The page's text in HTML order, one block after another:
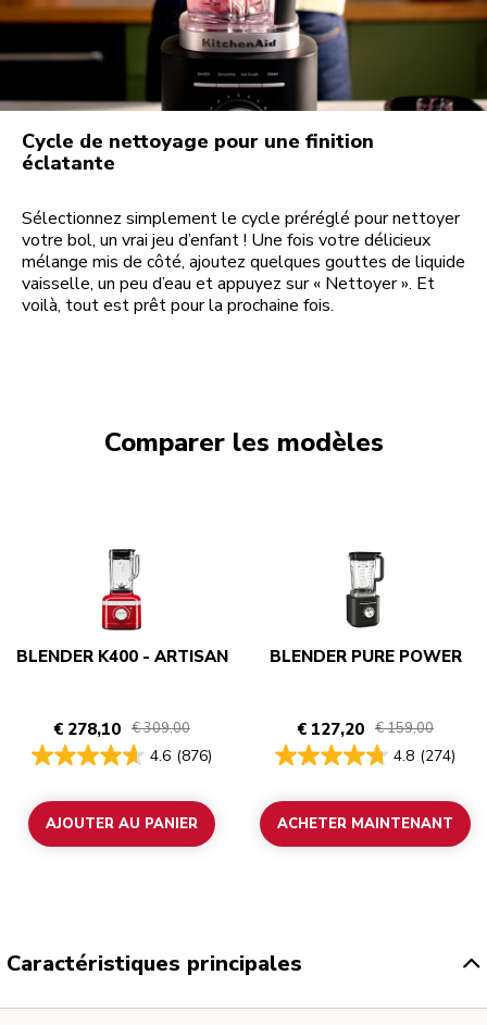
Cycle de nettoyage pour une finition
éclatante
Sélectionnez simplement le cycle préréglé pour nettoyer
votre bol, un vrai jeu d’enfant ! Une fois votre délicieux
mélange mis de côté, ajoutez quelques gouttes de liquide
vaisselle, un peu d’eau et appuyez sur « Nettoyer ». Et
voilà, tout est prêt pour la prochaine fois.
Comparer les modèles
BLENDER K400 - ARTISAN
€ 278,10 € 309,00
4.6 (876)
AJOUTER AU PANIER
BLENDER PURE POWER
€ 127,20 € 159,00
4.8 (274)
ACHETER MAINTENANT
Caractéristiques principales